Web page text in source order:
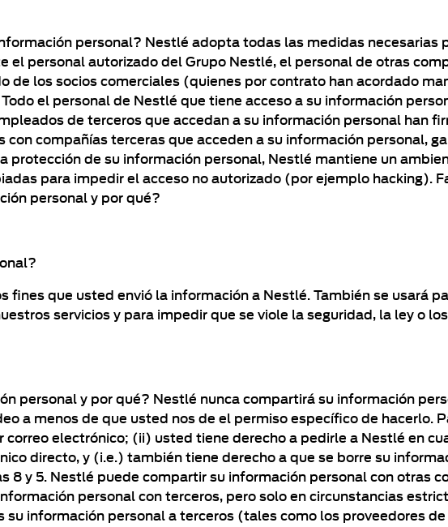
personal? Nestlé adopta todas las medidas necesarias
el personal autorizado del Grupo Nestlé, el personal de otras
de los socios comerciales (quienes por contrato han acordado
el personal de Nestlé que tiene acceso a su información
de terceros que accedan a su información personal han
compañías terceras que acceden a su información personal,
protección de su información personal, Nestlé mantiene un
para impedir el acceso no autorizado (por ejemplo hacking).
personal y por qué?
fines que usted envió la información a Nestlé. También se usará
servicios y para impedir que se viole la seguridad, la ley o
personal y por qué? Nestlé nunca compartirá su información
a menos de que usted nos de el permiso específico de hacerlo.
electrónico; (ii) usted tiene derecho a pedirle a Nestlé en
directo, y (i.e.) también tiene derecho a que se borre su
8 y 5. Nestlé puede compartir su información personal con otras
personal con terceros, pero solo en circunstancias
información personal a terceros (tales como los proveedores